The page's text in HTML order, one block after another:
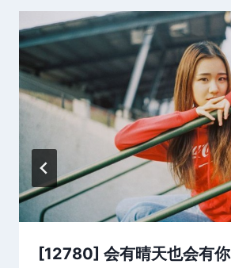
[12780] 会有晴天也会有你